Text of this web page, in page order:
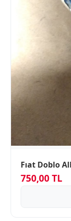
Fıat Doblo
750,00 TL